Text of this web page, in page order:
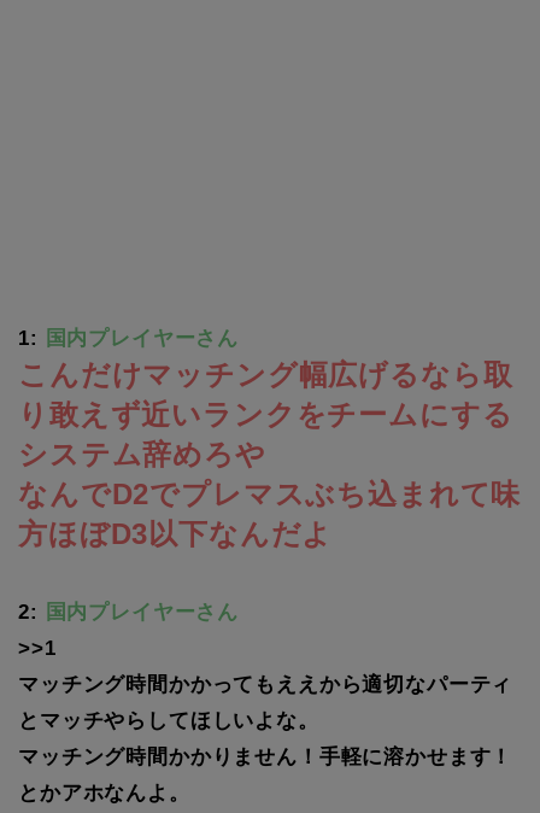
1: 国内プレイヤーさん
こんだけマッチング幅広げるなら取
り敢えず近いランクをチームにする
システム辞めろや
なんでD2でプレマスぶち込まれて味
方ほぼD3以下なんだよ
2:
国内プレイヤーさん
>>1
マッチング時間かかってもええから適切なパーティ
とマッチやらしてほしいよな。
マッチング時間かかりません！手軽に溶かせます！
とかアホなんよ。